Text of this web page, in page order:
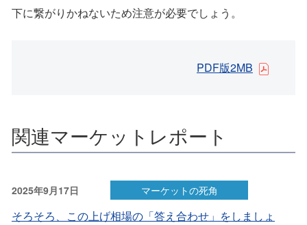
下に繋がりかねないため注意が必要でしょう。
PDF版2MB
関連マーケットレポート
2025年9月17日 マーケットの死角
そろそろ、この上げ相場の「答え合わせ」をしましょ